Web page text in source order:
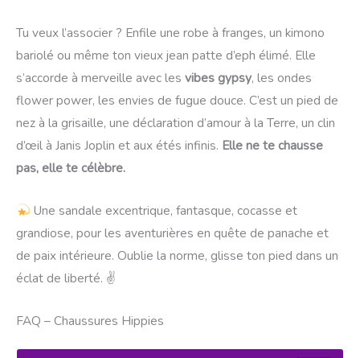
Tu veux l’associer ? Enfile une robe à franges, un kimono
bariolé ou même ton vieux jean patte d’eph élimé. Elle
s’accorde à merveille avec les vibes gypsy, les ondes
flower power, les envies de fugue douce. C’est un pied de
nez à la grisaille, une déclaration d’amour à la Terre, un clin
d’œil à Janis Joplin et aux étés infinis. Elle ne te chausse
pas, elle te célèbre.
Une sandale excentrique, fantasque, cocasse et
grandiose, pour les aventurières en quête de panache et
de paix intérieure. Oublie la norme, glisse ton pied dans un
éclat de liberté. ✌
FAQ – Chaussures Hippies